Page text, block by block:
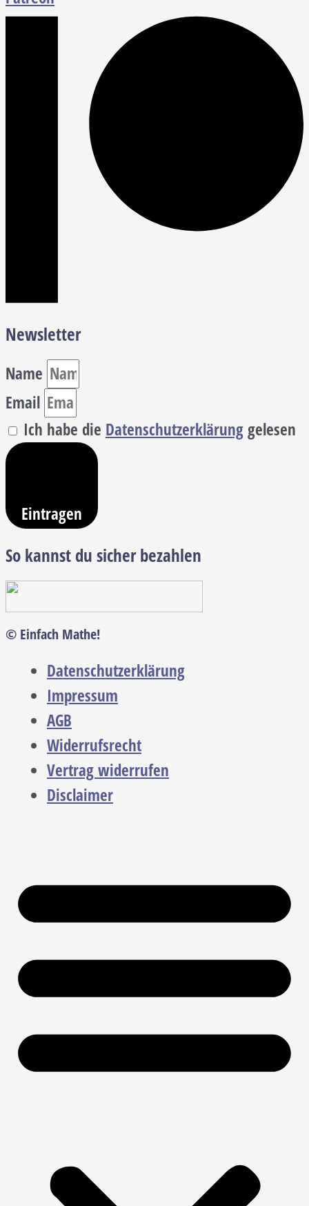
Newsletter
Name
Email
Ich habe die Datenschutzerklärung gelesen
Eintragen
So kannst du sicher bezahlen
© Einfach Mathe!
Datenschutzerklärung
Impressum
AGB
Widerrufsrecht
Vertrag widerrufen
Disclaimer